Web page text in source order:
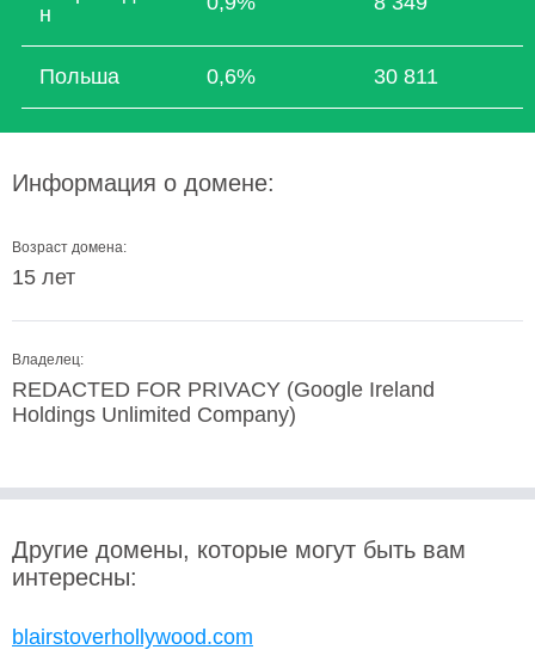
н
Польша 0,6% 30 811
Информация о домене:
Возраст домена:
15 лет
Владелец:
REDACTED FOR PRIVACY (Google Ireland
Holdings Unlimited Company)
Другие домены, которые могут быть вам
интересны:
blairstoverhollywood.com